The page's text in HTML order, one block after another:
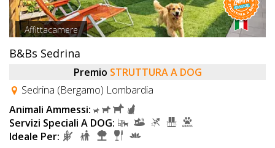
Affittacamere
B&Bs Sedrina
Premio STRUTTURA A DOG
Sedrina (Bergamo) Lombardia
Animali Ammessi:
Servizi Speciali A DOG:
Ideale Per: